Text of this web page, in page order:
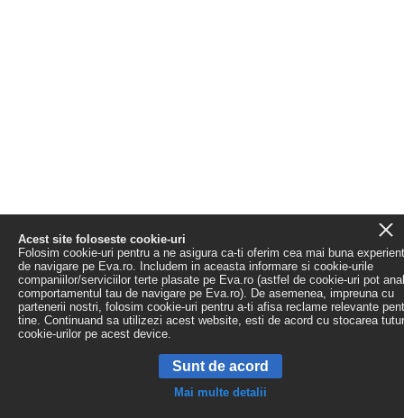
Acest site foloseste cookie-uri
Folosim cookie-uri pentru a ne asigura ca-ti oferim cea mai buna
de navigare pe Eva.ro. Includem in aceasta informare si cookie-urile
companiilor/serviciilor terte plasate pe Eva.ro (astfel de cookie-uri pot
comportamentul tau de navigare pe Eva.ro). De asemenea, impreuna cu
partenerii nostri, folosim cookie-uri pentru a-ti afisa reclame relevante
tine. Continuand sa utilizezi acest website, esti de acord cu stocarea
cookie-urilor pe acest device.
Sunt de acord
Mai multe detalii